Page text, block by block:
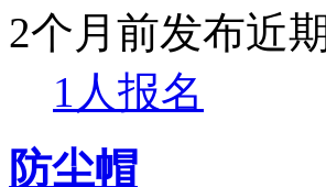
2个月前发布近
1人报名
防尘帽